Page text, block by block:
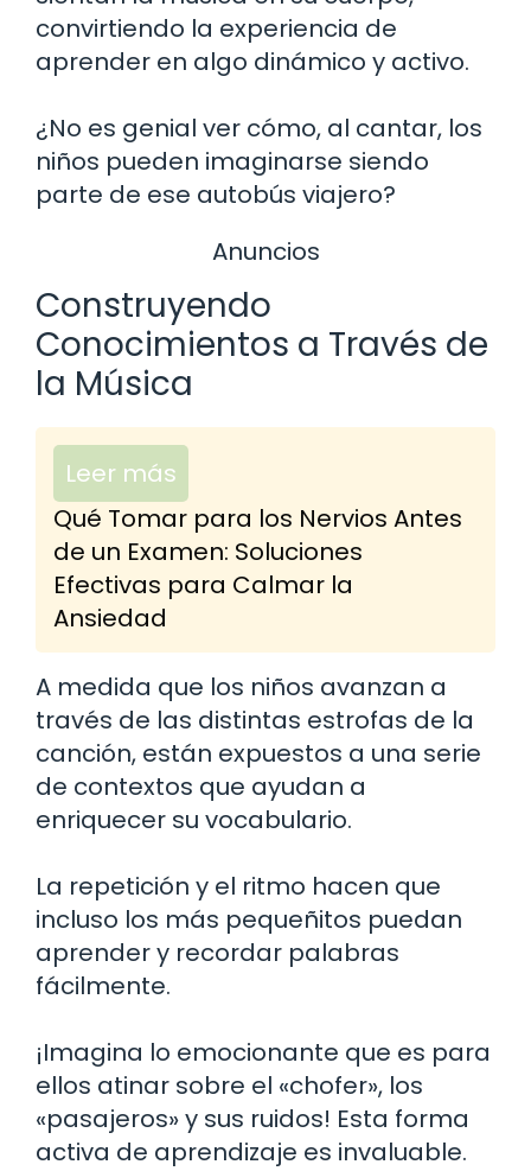
convirtiendo la experiencia de
aprender en algo dinámico y activo.
¿No es genial ver cómo, al cantar, los
niños pueden imaginarse siendo
parte de ese autobús viajero?
Anuncios
Construyendo
Conocimientos a Través de
la Música
Leer más
Qué Tomar para los Nervios Antes
de un Examen: Soluciones
Efectivas para Calmar la
Ansiedad
A medida que los niños avanzan a
través de las distintas estrofas de la
canción, están expuestos a una serie
de contextos que ayudan a
enriquecer su vocabulario.
La repetición y el ritmo hacen que
incluso los más pequeñitos puedan
aprender y recordar palabras
fácilmente.
¡Imagina lo emocionante que es para
ellos atinar sobre el «chofer», los
«pasajeros» y sus ruidos! Esta forma
activa de aprendizaje es invaluable.